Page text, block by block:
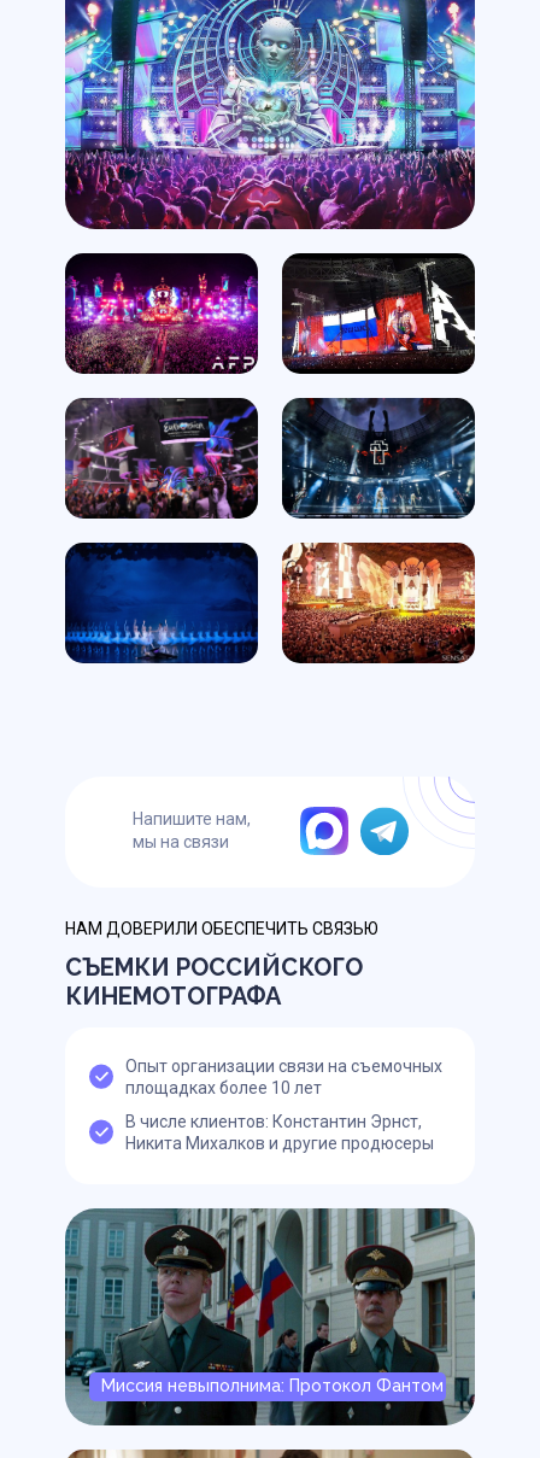
Опыт организации связи на съемочных
площадках более 10 лет
СЪЕМКИ РОССИЙСКОГО
КИНЕМОТОГРАФА
НАМ ДОВЕРИЛИ ОБЕСПЕЧИТЬ СВЯЗЬЮ
В числе клиентов: Константин Эрнст,
Никита Михалков и другие продюсеры
Миссия невыполнима: Протокол Фантом
Напишите нам,
мы на связи